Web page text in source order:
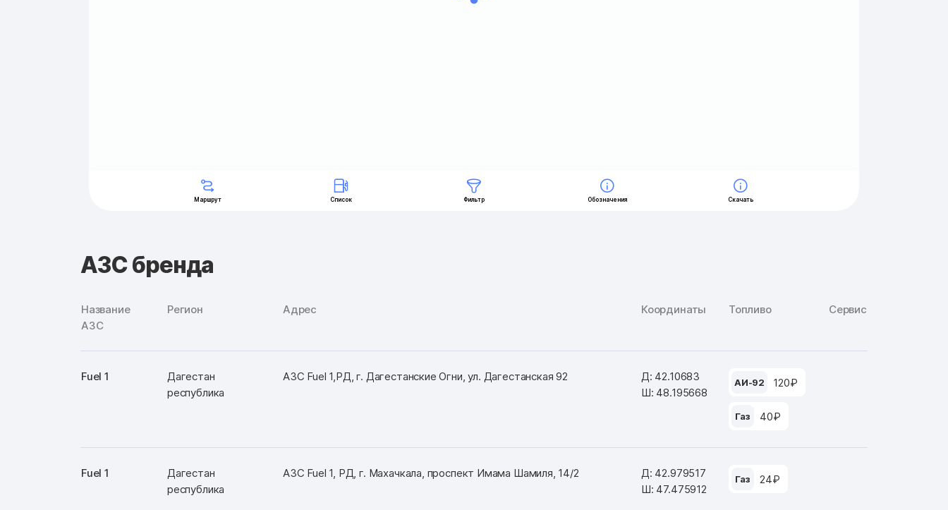
АЗС бренда
Название
АЗС
Регион Адрес Координаты Топливо Сервис
Fuel 1
Дагестан
республика
АЗС Fuel 1,РД, г. Дагестанские Огни, ул. Дагестанская 92
Д: 42.10683
Ш: 48.195668
АИ-92 120₽
Газ 40₽
Fuel 1
Дагестан
республика
АЗС Fuel 1, РД, г. Махачкала, проспект Имама Шамиля, 14/2
Д: 42.979517
Ш: 47.475912
Газ 24₽